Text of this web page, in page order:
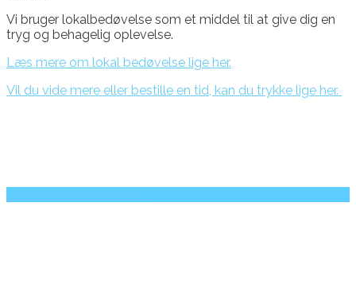
Vi bruger lokalbedøvelse som et middel til at give dig en
tryg og behagelig oplevelse.
Læs mere om lokal bedøvelse lige her.
Vil du vide mere eller bestille en tid, kan du trykke lige her.